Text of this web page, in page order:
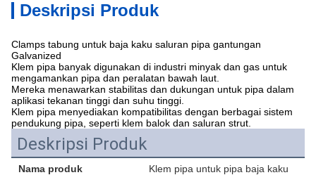
Deskripsi Produk
Clamps tabung untuk baja kaku saluran pipa gantungan
Galvanized
Klem pipa banyak digunakan di industri minyak dan gas untuk
mengamankan pipa dan peralatan bawah laut.
Mereka menawarkan stabilitas dan dukungan untuk pipa dalam
aplikasi tekanan tinggi dan suhu tinggi.
Klem pipa menyediakan kompatibilitas dengan berbagai sistem
pendukung pipa, seperti klem balok dan saluran strut.
Deskripsi Produk
Nama produk
Klem pipa untuk pipa baja kaku